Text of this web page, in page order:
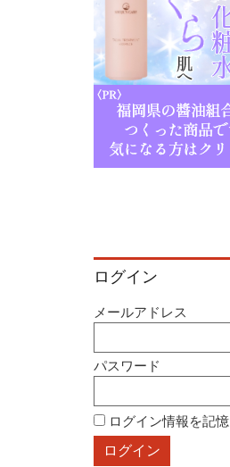
ログイン
メールアドレス
パスワード
ログイン情報を記憶